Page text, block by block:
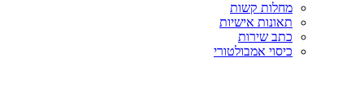
מחלות קשות
תאונות אישיות
כתב שירות
כיסוי אמבולטורי